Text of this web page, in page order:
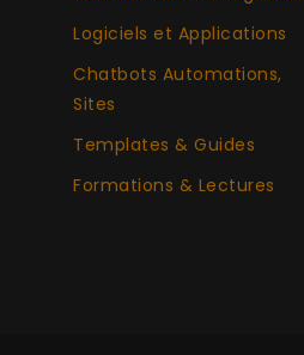
Logiciels et Applications
Chatbots Automations,
Sites
Templates & Guides
Formations & Lectures